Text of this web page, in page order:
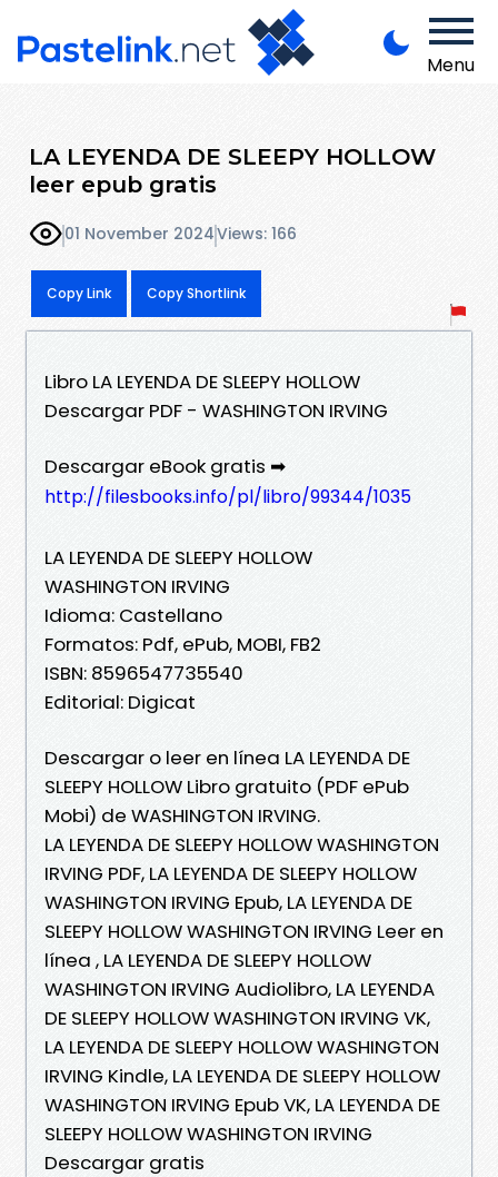
Menu
LA LEYENDA DE SLEEPY HOLLOW
leer epub gratis
01 November 2024Views: 166
Copy Link Copy Shortlink
Libro LA LEYENDA DE SLEEPY HOLLOW
Descargar PDF - WASHINGTON IRVING
Descargar eBook gratis ➡
http://filesbooks.info/pl/libro/99344/1035
LA LEYENDA DE SLEEPY HOLLOW
WASHINGTON IRVING
Idioma: Castellano
Formatos: Pdf, ePub, MOBI, FB2
ISBN: 8596547735540
Editorial: Digicat
Descargar o leer en línea LA LEYENDA DE
SLEEPY HOLLOW Libro gratuito (PDF ePub
Mobi) de WASHINGTON IRVING.
LA LEYENDA DE SLEEPY HOLLOW WASHINGTON
IRVING PDF, LA LEYENDA DE SLEEPY HOLLOW
WASHINGTON IRVING Epub, LA LEYENDA DE
SLEEPY HOLLOW WASHINGTON IRVING Leer en
línea , LA LEYENDA DE SLEEPY HOLLOW
WASHINGTON IRVING Audiolibro, LA LEYENDA
DE SLEEPY HOLLOW WASHINGTON IRVING VK,
LA LEYENDA DE SLEEPY HOLLOW WASHINGTON
IRVING Kindle, LA LEYENDA DE SLEEPY HOLLOW
WASHINGTON IRVING Epub VK, LA LEYENDA DE
SLEEPY HOLLOW WASHINGTON IRVING
Descargar gratis